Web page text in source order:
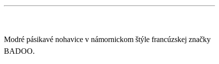
Modré pásikavé nohavice v námornickom štýle francúzskej značky
BADOO.